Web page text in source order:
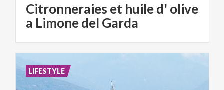
Citronneraies et huile d' olive
a Limone del Garda
LIFESTYLE